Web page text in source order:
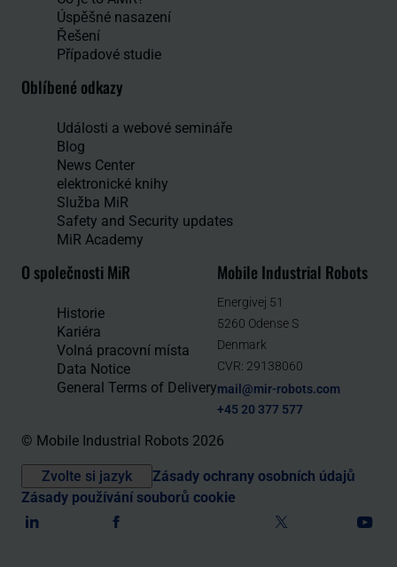
Úspěšné nasazení
Řešení
Případové studie
Oblíbené odkazy
Události a webové semináře
Blog
News Center
elektronické knihy
Služba MiR
Safety and Security updates
MiR Academy
O společnosti MiR
Historie
Kariéra
Volná pracovní místa
Data Notice
General Terms of Delivery
Mobile Industrial Robots
Energivej 51
5260 Odense S
Denmark
CVR: 29138060
mail@mir-robots.com
+45 20 377 577
© Mobile Industrial Robots 2026
Zvolte si jazyk
Zásady ochrany osobních údajů
Zásady používání souborů cookie